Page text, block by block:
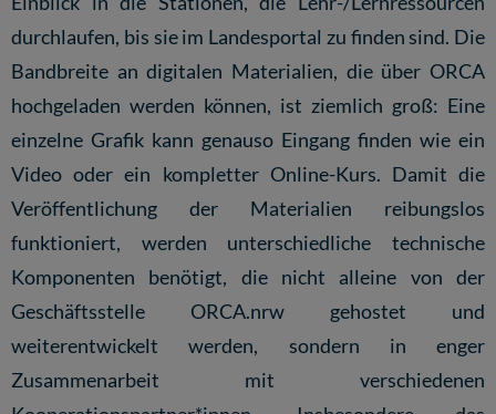
durchlaufen, bis sie im Landesportal zu finden sind. Die
Bandbreite an digitalen Materialien, die über ORCA
hochgeladen werden können, ist ziemlich groß: Eine
einzelne Grafik kann genauso Eingang finden wie ein
Video oder ein kompletter Online-Kurs. Damit die
Veröffentlichung der Materialien reibungslos
funktioniert, werden unterschiedliche technische
Komponenten benötigt, die nicht alleine von der
Geschäftsstelle ORCA.nrw gehostet und
weiterentwickelt werden, sondern in enger
Zusammenarbeit mit verschiedenen